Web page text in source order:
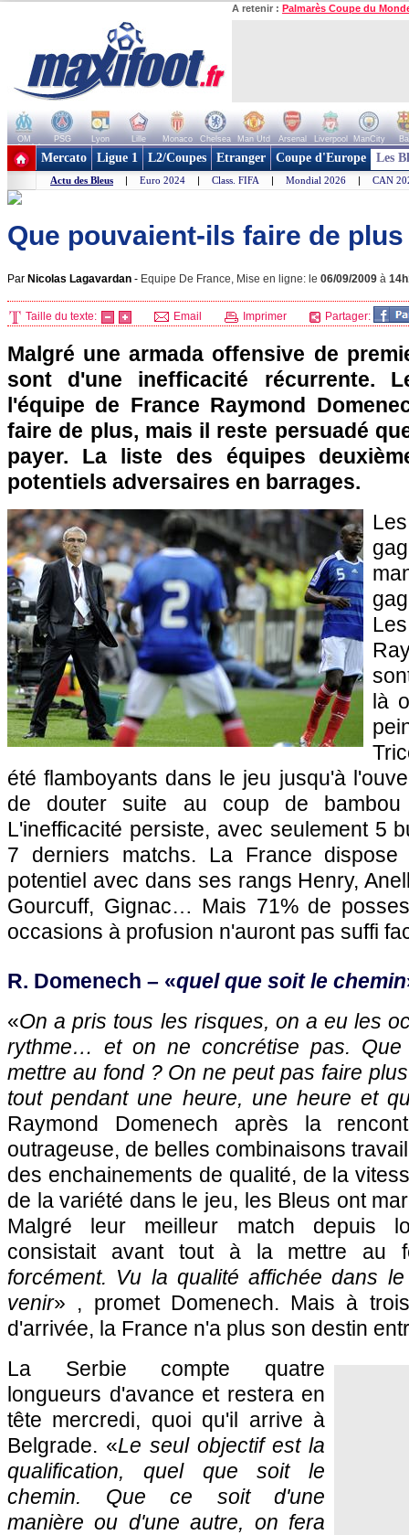
A retenir : Palmarès Coupe du
OM PSG Lyon Lille Monaco Chelsea Man Utd Arsenal Liverpool ManCity
+ de clubs
Mercato Ligue 1 L2/Coupes Etranger Coupe d'Europe Les
Actu des Bleus | Euro 2024 | Class. FIFA | Mondial 2026 | CAN
Que pouvaient-ils faire de plus
Par Nicolas Lagavardan - Equipe De France, Mise en ligne: le 06/09/2009 à
Taille du texte: Email Imprimer Partager:
Malgré une armada offensive de
sont d'une inefficacité récurrente.
l'équipe de France Raymond
faire de plus, mais il reste persuadé
payer. La liste des équipes
potentiels adversaires en barrages.
là
été flamboyants dans le jeu jusqu'à
de douter suite au coup de
L'inefficacité persiste, avec seulement 5
7 derniers matchs. La France dispose
potentiel avec dans ses rangs Henry,
Gourcuff, Gignac… Mais 71% de
occasions à profusion n'auront pas suffi
R. Domenech – «quel que soit le chemin
«On a pris tous les risques, on a eu les
rythme… et on ne concrétise pas.
mettre au fond ? On ne peut pas faire
tout pendant une heure, une heure et
Raymond Domenech après la
outrageuse, de belles combinaisons
des enchainements de qualité, de la
de la variété dans le jeu, les Bleus ont
Malgré leur meilleur match depuis
consistait avant tout à la mettre au
forcément. Vu la qualité affichée dans
venir» , promet Domenech. Mais à
d'arrivée, la France n'a plus son destin
La Serbie compte quatre
longueurs d'avance et restera en
tête mercredi, quoi qu'il arrive à
Belgrade. «Le seul objectif est la
qualification, quel que soit le
chemin. Que ce soit d'une
manière ou d'une autre, on fera